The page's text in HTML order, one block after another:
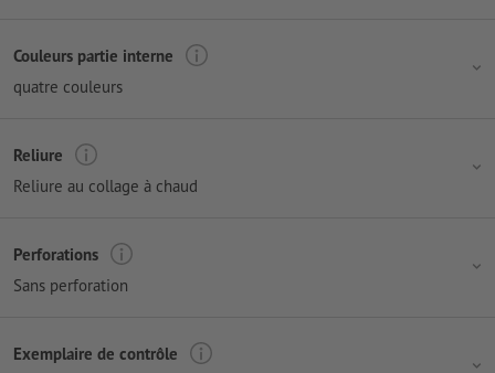
Couleurs partie interne
quatre couleurs
Reliure
Reliure au collage à chaud
Perforations
Sans perforation
Exemplaire de contrôle